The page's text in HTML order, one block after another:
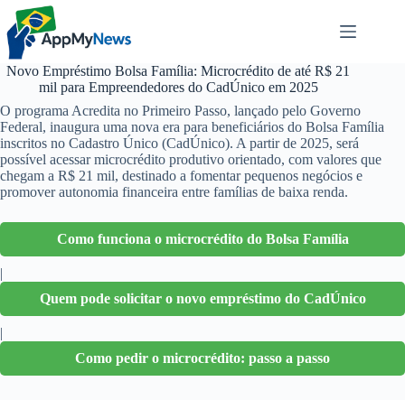
Pular
para
conteúdo
Novo Empréstimo Bolsa Família: Microcrédito de até R$ 21
mil para Empreendedores do CadÚnico em 2025
O programa Acredita no Primeiro Passo, lançado pelo Governo
Federal, inaugura uma nova era para beneficiários do Bolsa Família
inscritos no Cadastro Único (CadÚnico). A partir de 2025, será
possível acessar microcrédito produtivo orientado, com valores que
chegam a R$ 21 mil, destinado a fomentar pequenos negócios e
promover autonomia financeira entre famílias de baixa renda.
Como funciona o microcrédito do Bolsa Família
|
Quem pode solicitar o novo empréstimo do CadÚnico
|
Como pedir o microcrédito: passo a passo